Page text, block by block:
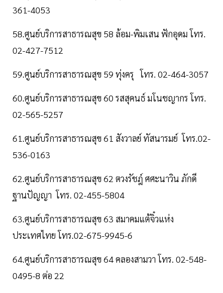
361-4053
58.ศูนย์บริการสาธารณสุข 58 ล้อม-พิมเสน ฟักอุดม โทร.
02-427-7512
59.ศูนย์บริการสาธารณสุข 59 ทุ่งครุ โทร. 02-464-3057
60.ศูนย์บริการสาธารณสุข 60 รสสุคนธ์ มโนชญากร โทร.
02-565-5257
61.ศูนย์บริการสาธารณสุข 61 สังวาลย์ ทัสนารมย์ โทร.02-
536-0163
62.ศูนย์บริการสาธารณสุข 62 ตวงรัชฎ์ ศศะนาวิน ภักดี
ฐานปัญญา โทร. 02-455-5804
63.ศูนย์บริการสาธารณสุข 63 สมาคมแต้จิ๋วแห่ง
ประเทศไทย โทร.02-675-9945-6
64.ศูนย์บริการสาธารณสุข 64 คลองสามวา โทร. 02-548-
0495-8 ต่อ 22